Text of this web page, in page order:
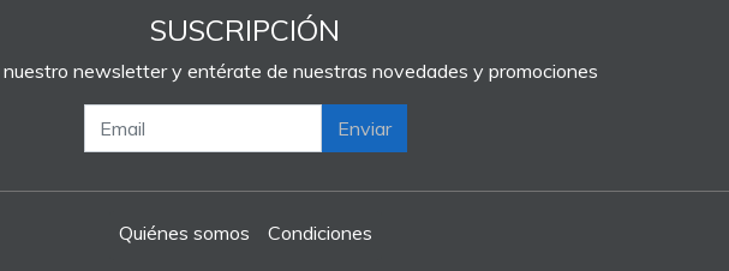
SUSCRIPCIÓN
nuestro newsletter y entérate de nuestras novedades y promociones
Enviar
Quiénes somos Condiciones